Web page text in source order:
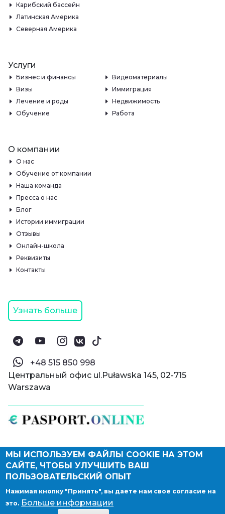
© Паспорт Онлайн 2019—2026
Политика конфиденциальности
Оферта и конфиденциальность:РФ
Правовые документы
Депонирование логотипа компании
Карибский бассейн
Латинская Америка
Северная Америка
Услуги
Бизнес и финансы
Видеоматериалы
Визы
Иммиграция
Лечение и роды
Недвижимость
Обучение
Работа
О компании
О нас
Обучение от компании
Наша команда
Пресса о нас
Блог
Истории иммиграции
Отзывы
Онлайн-школа
Реквизиты
Контакты
Узнать больше
‪+48 515 850 998‬
Центральный офис ul.Puławska 145, 02-715
Warszawa
МЫ ИСПОЛЬЗУЕМ ФАЙЛЫ COOKIE НА ЭТОМ
САЙТЕ, ЧТОБЫ УЛУЧШИТЬ ВАШ
ПОЛЬЗОВАТЕЛЬСКИЙ ОПЫТ
Нажимая кнопку "Принять", вы даете нам свое согласие на
это. Больше информации